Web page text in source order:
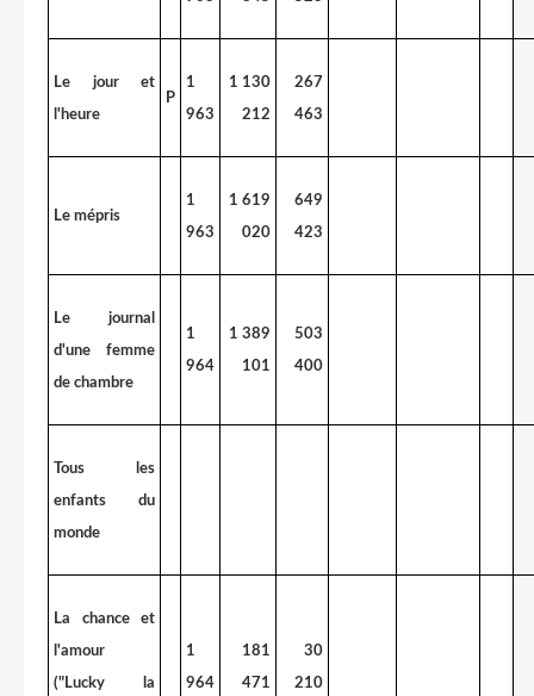
Le jour et
l'heure
P
1
963
1 130
212
267
463
Le mépris
1
963
1 619
020
649
423
Le journal
d'une femme
de chambre
1
964
1 389
101
503
400
Tous les
enfants du
monde
La chance et
l'amour
("Lucky la
1
964
181
471
30
210